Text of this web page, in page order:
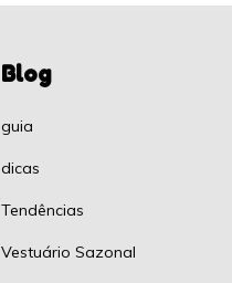
Blog
guia
dicas
Tendências
Vestuário Sazonal